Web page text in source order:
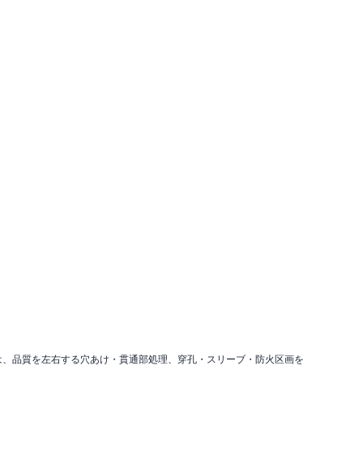
品質を左右する穴あけ・貫通部処理、穿孔・スリーブ・防火区画を